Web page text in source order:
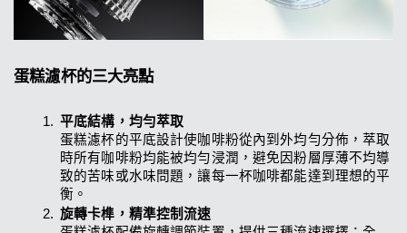
蛋糕濾杯的三大亮點
平底結構，均勻萃取
蛋糕濾杯的平底設計使咖啡粉從內到外均勻分佈，萃取
時所有咖啡粉均能被均勻浸潤，避免因粉層厚薄不均導
致的苦味或水味問題，讓每一杯咖啡都能達到理想的平
衡。
旋轉卡榫，精準控制流速